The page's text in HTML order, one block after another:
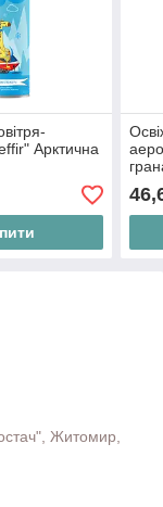
Арктична
Житомир,